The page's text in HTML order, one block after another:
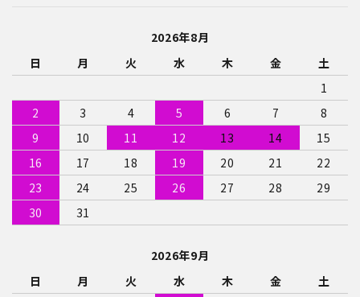
2026年8月
日
月 火 水 木 金
土
1
2
3 4 5 6 7
8
9
10 11 12 13 14
15
16
17 18 19 20 21
22
23
24 25 26 27 28
29
30
31
2026年9月
日
月 火 水 木 金
土